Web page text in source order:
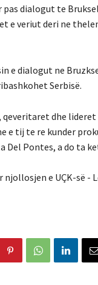
dialogut te
e veriut deri ne
e dialogut ne
Serbisë.
qeveritaret dhe
e tij te re kunder
Del Pontes, a do ta